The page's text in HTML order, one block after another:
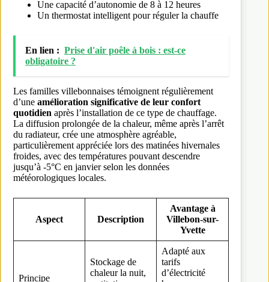
Une capacité d’autonomie de 8 à 12 heures
Un thermostat intelligent pour réguler la chauffe
En lien : Prise d'air poêle à bois : est-ce
obligatoire ?
Les familles villebonnaises témoignent régulièrement
d’une amélioration significative de leur confort
quotidien après l’installation de ce type de chauffage.
La diffusion prolongée de la chaleur, même après l’arrêt
du radiateur, crée une atmosphère agréable,
particulièrement appréciée lors des matinées hivernales
froides, avec des températures pouvant descendre
jusqu’à -5°C en janvier selon les données
météorologiques locales.
Aspect Description
Avantage à
Villebon-sur-
Yvette
Principe
Stockage de
chaleur la nuit,
Adapté aux
tarifs
d’électricité